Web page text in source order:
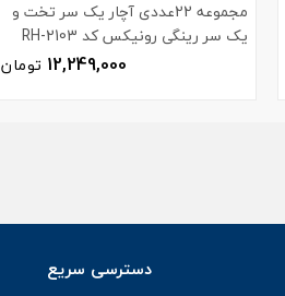
مجموعه 22عددی آچار یک سر تخت و
یک سر رینگی رونیکس کد RH-2103
12,249,000 تومان
دسترسی سریع